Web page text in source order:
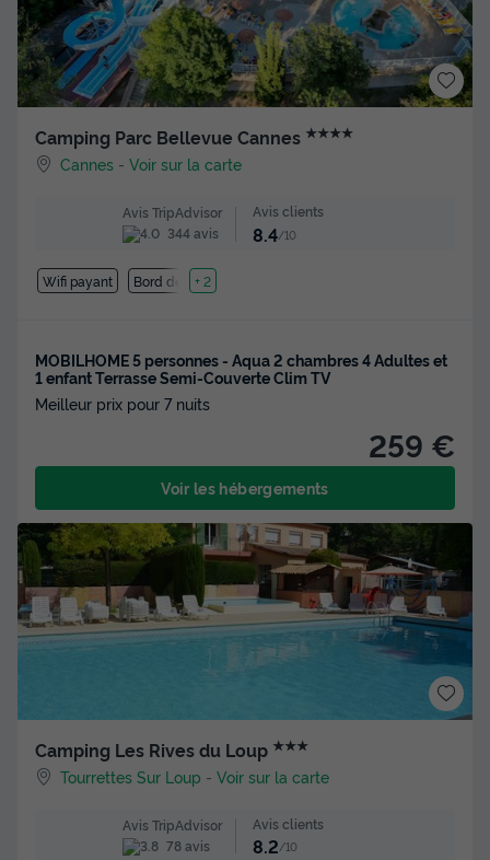
Camping Parc Bellevue Cannes ★★★★
Cannes -Voir sur la carte
Avis TripAdvisor
344 avis
Avis clients
8.4/10
Wifi payant Bord de mer
+ 2
MOBILHOME 5 personnes - Aqua 2 chambres 4 Adultes et
1 enfant Terrasse Semi-Couverte Clim TV
Meilleur prix pour 7 nuits
259 €
Voir les hébergements
Camping Les Rives du Loup ★★★
Tourrettes Sur Loup -Voir sur la carte
Avis TripAdvisor
78 avis
Avis clients
8.2/10